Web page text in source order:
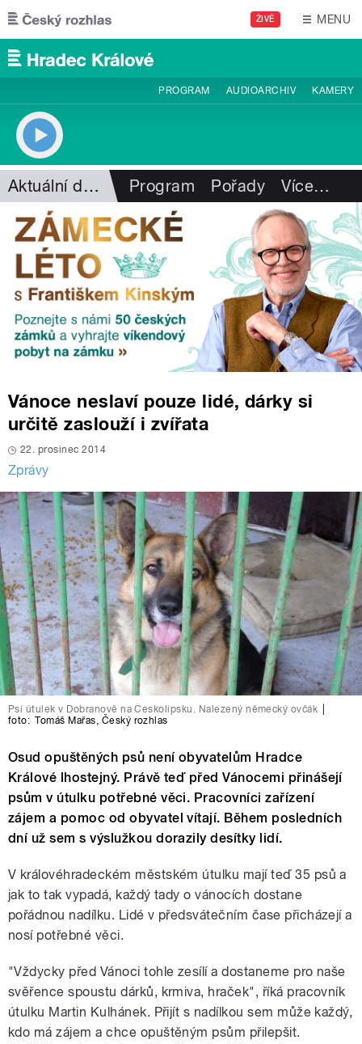
Přejít k hlavnímu obsahu
ŽIVĚ MENU
PROGRAM AUDIOARCHIV KAMERY
Aktuální dění Program Pořady Více…
Vánoce neslaví pouze lidé, dárky si
určitě zaslouží i zvířata
22. prosinec 2014
Zprávy
Psí útulek v Dobranově na Českolipsku. Nalezený německý ovčák
foto: Tomáš Mařas, Český rozhlas
Osud opuštěných psů není obyvatelům Hradce
Králové lhostejný. Právě teď před Vánocemi přinášejí
psům v útulku potřebné věci. Pracovníci zařízení
zájem a pomoc od obyvatel vítají. Během posledních
dní už sem s výslužkou dorazily desítky lidí.
V královéhradeckém městském útulku mají teď 35 psů a
jak to tak vypadá, každý tady o vánocích dostane
pořádnou nadílku. Lidé v předsvátečním čase přicházejí a
nosí potřebné věci.
"Vždycky před Vánoci tohle zesílí a dostaneme pro naše
svěřence spoustu dárků, krmiva, hraček", říká pracovník
útulku Martin Kulhánek. Přijít s nadílkou sem může každý,
kdo má zájem a chce opuštěným psům přilepšit.